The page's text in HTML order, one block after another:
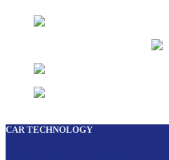
CAR TECHNOLOGY